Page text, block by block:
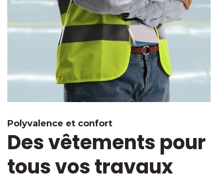
Polyvalence et confort
Des vêtements pour
tous vos travaux